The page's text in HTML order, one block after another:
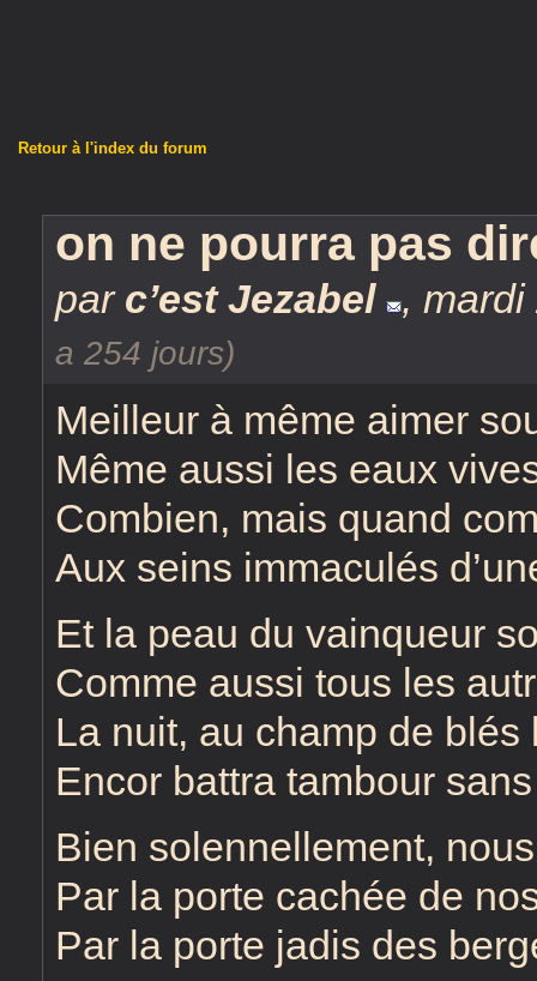
Retour à l'index du forum
on ne pourra pas
par c’est Jezabel ,
a 254 jours)
Meilleur à même aimer
Même aussi les eaux
Combien, mais quand
Aux seins immaculés
Et la peau du vainqueur
Comme aussi tous les
La nuit, au champ de blés
Encor battra tambour sans
Bien solennellement,
Par la porte cachée de
Par la porte jadis des